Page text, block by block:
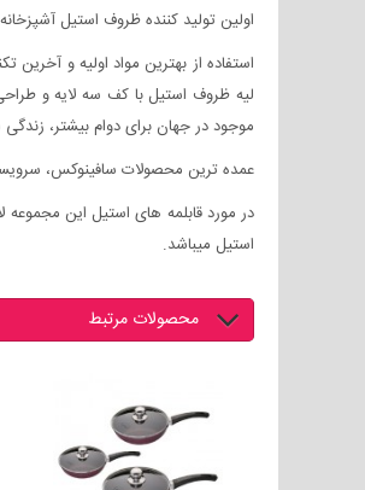
اولین تولید کننده ظروف استیل
استفاده از بهترین مواد اولیه و
موجود در جهان برای دوام بیشتر،
عمده ترین محصولات سافینوکس،
در مورد قابلمه های استیل این
استیل میباشد.
محصولات مرتبط